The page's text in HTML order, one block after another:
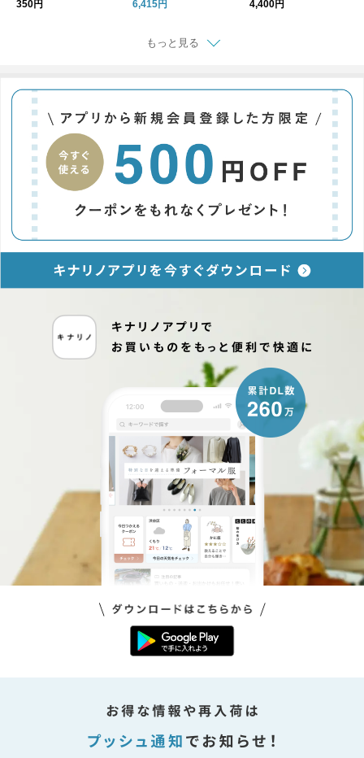
350円 6,415円 4,400円
もっと見る